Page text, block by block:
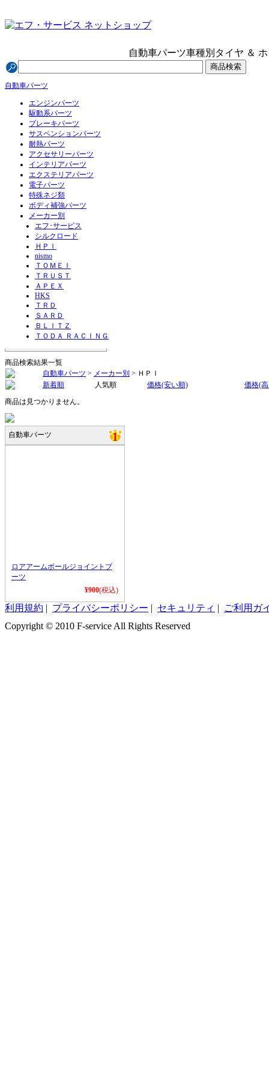
自動車パーツ車種別 タイヤ ＆
自動車パーツ
エンジンパーツ
駆動系パーツ
ブレーキパーツ
サスペンションパーツ
耐熱パーツ
アクセサリーパーツ
インテリアパーツ
エクステリアパーツ
電子パーツ
特殊ネジ類
ボディ補強パーツ
メーカー別
エフ･サービス
シルクロード
ＨＰＩ
nismo
ＴＯＭＥＩ
ＴＲＵＳＴ
ＡＰＥＸ
HKS
ＴＲＤ
ＳＡＲＤ
ＢＬＩＴＺ
ＴＯＤＡ ＲＡＣＩＮＧ
商品検索結果一覧
自動車パーツ > メーカー別 > ＨＰＩ
新着順
人気順 価格(安い順)
価格(
商品は見つかりません。
自動車パーツ
ロアアームボールジョイントブ
ーツ
¥900(税込)
利用規約 | プライバシーポリシー | セキュリティ |
ご利用ガ
Copyright © 2010 F-service All Rights Reserved